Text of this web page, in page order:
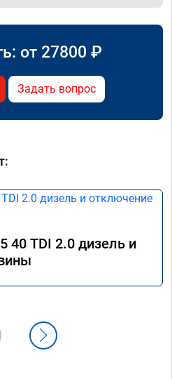
от 27800 ₽
Задать вопрос
40 TDI 2.0 дизель и